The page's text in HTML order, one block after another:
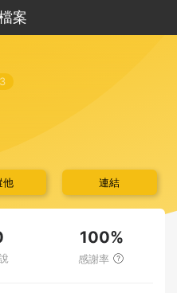
案
，請盡量不要催我~♡
他 連結
100%
感謝率